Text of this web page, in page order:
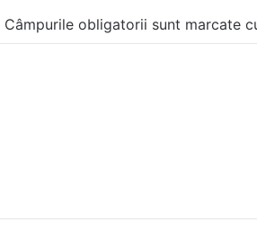
Câmpurile obligatorii sunt marcate